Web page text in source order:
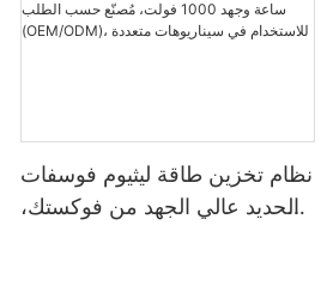
نظام تخزين طاقة ليثيوم فوسفات
الحديد عالي الجهد من فوكستك،